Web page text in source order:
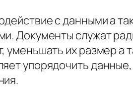
с данными а
Документы служат
уменьшать их размер а
упорядочить